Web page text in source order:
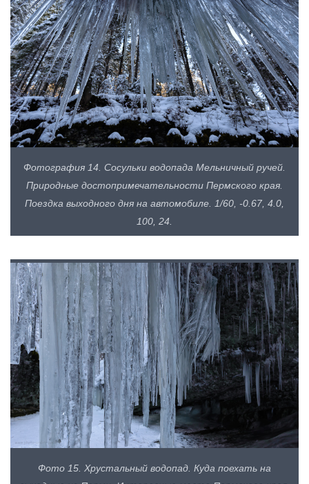
Фотография 14. Сосульки водопада Мельничный ручей.
Природные достопримечательности Пермского края.
Поездка выходного дня на автомобиле. 1/60, -0.67, 4.0,
100, 24.
Фото 15. Хрустальный водопад. Куда поехать на